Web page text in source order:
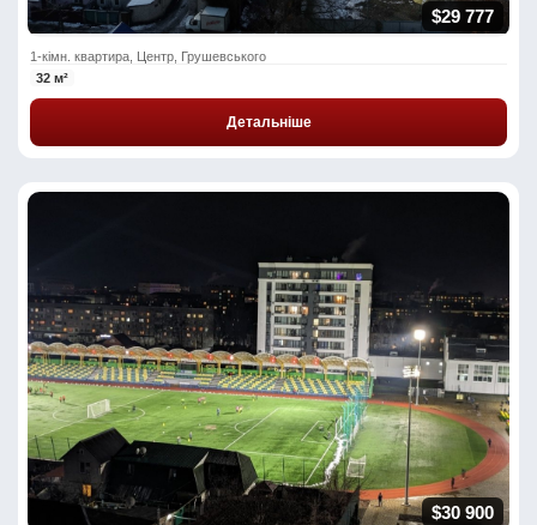
$29 777
1-кімн. квартира, Центр, Грушевського
32 м²
Детальніше
$30 900